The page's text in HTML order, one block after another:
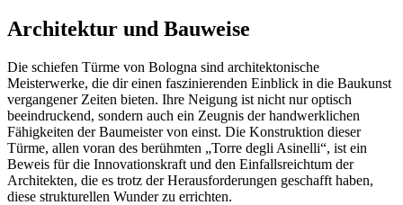
Architektur und Bauweise
Die schiefen Türme von Bologna sind architektonische
Meisterwerke, die dir einen faszinierenden Einblick in die Baukunst
vergangener Zeiten bieten. Ihre Neigung ist nicht nur optisch
beeindruckend, sondern auch ein Zeugnis der handwerklichen
Fähigkeiten der Baumeister von einst. Die Konstruktion dieser
Türme, allen voran des berühmten „Torre degli Asinelli“, ist ein
Beweis für die Innovationskraft und den Einfallsreichtum der
Architekten, die es trotz der Herausforderungen geschafft haben,
diese strukturellen Wunder zu errichten.